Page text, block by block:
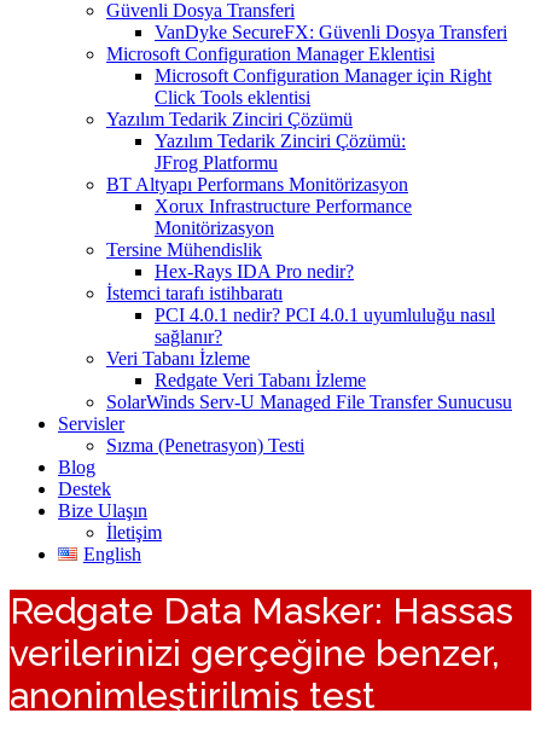
Güvenli Dosya Transferi
VanDyke SecureFX: Güvenli Dosya Transferi
Microsoft Configuration Manager Eklentisi
Microsoft Configuration Manager için Right
Click Tools eklentisi
Yazılım Tedarik Zinciri Çözümü
Yazılım Tedarik Zinciri Çözümü:
JFrog Platformu
BT Altyapı Performans Monitörizasyon
Xorux Infrastructure Performance
Monitörizasyon
Tersine Mühendislik
Hex-Rays IDA Pro nedir?
İstemci tarafı istihbaratı
PCI 4.0.1 nedir? PCI 4.0.1 uyumluluğu nasıl
sağlanır?
Veri Tabanı İzleme
Redgate Veri Tabanı İzleme
SolarWinds Serv-U Managed File Transfer Sunucusu
Servisler
Sızma (Penetrasyon) Testi
Blog
Destek
Bize Ulaşın
İletişim
English
Redgate Data Masker: Hassas
verilerinizi gerçeğine benzer,
anonimleştirilmiş test